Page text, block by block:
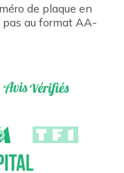
de plaque en
pas au format AA-